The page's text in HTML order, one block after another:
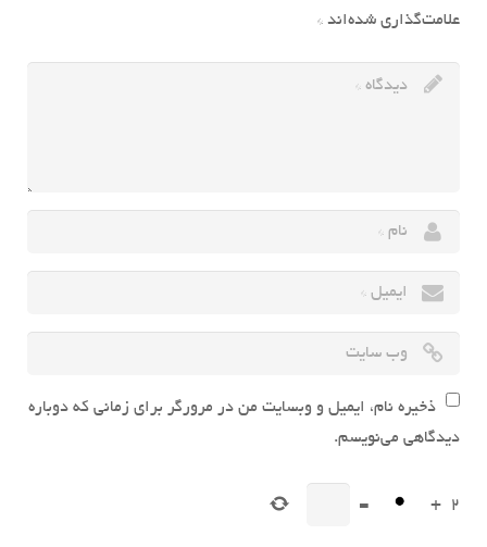
علامت‌گذاری شده‌اند *
ذخیره نام، ایمیل و وبسایت من در مرورگر برای زمانی که دوباره
دیدگاهی می‌نویسم.
2
+
=